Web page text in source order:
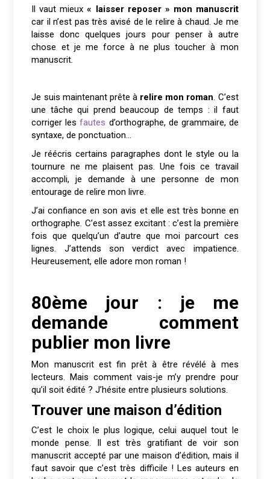
Il vaut mieux« laisser reposer » mon manuscrit
car il n’est pas très avisé de le relire à chaud. Je me
laisse donc quelques jours pour penser à autre
chose et je me force à ne plus toucher à mon
manuscrit.
Je suis maintenant prête à relire mon roman. C’est
une tâche qui prend beaucoup de temps : il faut
corriger lesfautes d’orthographe, de grammaire, de
syntaxe, de ponctuation…
Je réécris certains paragraphes dont le style ou la
tournure ne me plaisent pas. Une fois ce travail
accompli, je demande à une personne de mon
entourage de relire mon livre.
J’ai confiance en son avis et elle est très bonne en
orthographe. C’est assez excitant : c’est la première
fois que quelqu’un d’autre que moi parcourt ces
lignes. J’attends son verdict avec impatience.
Heureusement, elle adore mon roman !
80ème jour : je me
demande comment
publier mon livre
Mon manuscrit est fin prêt à être révélé à mes
lecteurs. Mais comment vais-je m’y prendre pour
qu’il soit édité ? J’hésite entre plusieurs solutions.
Trouver une maison d’édition
C’est le choix le plus logique, celui auquel tout le
monde pense. Il est très gratifiant de voir son
manuscrit accepté par une maison d’édition, mais il
faut savoir que c’est très difficile ! Les auteurs en